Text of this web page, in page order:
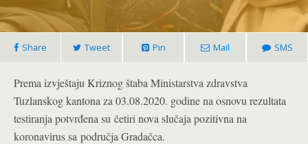
Share Tweet Pin Mail SMS
Prema izvještaju Kriznog štaba Ministarstva zdravstva
Tuzlanskog kantona za 03.08.2020. godine na osnovu rezultata
testiranja potvrđena su četiri nova slučaja pozitivna na
koronavirus sa područja Gradačca.